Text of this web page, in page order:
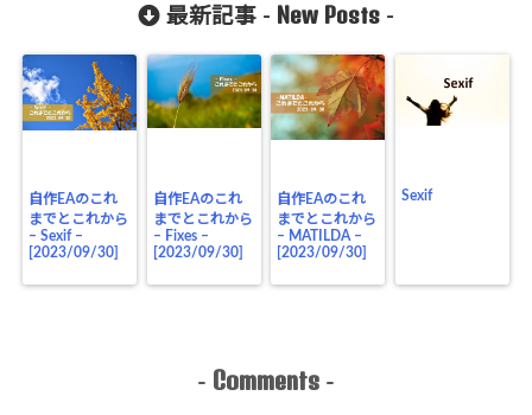
最新記事 - New Posts -
自作EAのこれ
までとこれから
– Sexif –
[2023/09/30]
自作EAのこれ
までとこれから
– Fixes –
[2023/09/30]
自作EAのこれ
までとこれから
– MATILDA –
[2023/09/30]
Sexif
- Comments -